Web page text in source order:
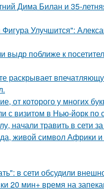
Дима Билан и 35-
Улучшится":
выдр поближе к
раскрывает
от которого у многих
с визитом в Нью-йорк
начали травить в сети
живой символ Африки
в сети обсудили
20 мин+ время на